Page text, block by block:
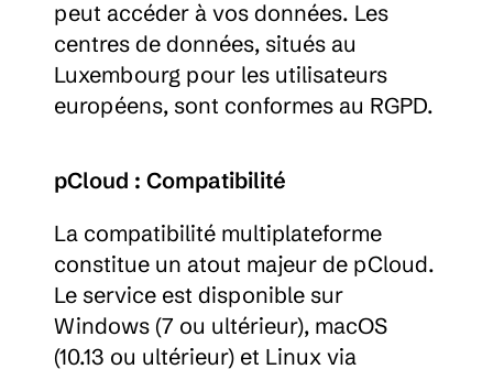
peut accéder à vos données. Les
centres de données, situés au
Luxembourg pour les utilisateurs
européens, sont conformes au RGPD.
pCloud : Compatibilité
La compatibilité multiplateforme
constitue un atout majeur de pCloud.
Le service est disponible sur
Windows (7 ou ultérieur), macOS
(10.13 ou ultérieur) et Linux via